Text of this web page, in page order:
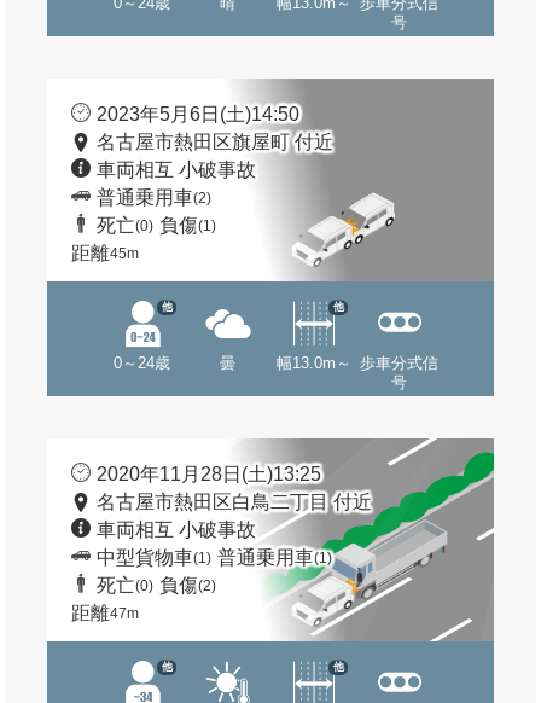
号
2023年5月6日(土)14:50
名古屋市熱田区旗屋町 付近
車両相互 小破事故
普通乗用車(2)
死亡(0) 負傷(1)
距離45m
0～24歳
他
曇 幅13.0m～
他
歩車分式信
号
2020年11月28日(土)13:25
名古屋市熱田区白鳥二丁目 付近
車両相互 小破事故
中型貨物車(1) 普通乗用車(1)
死亡(0) 負傷(2)
距離47m
他 他